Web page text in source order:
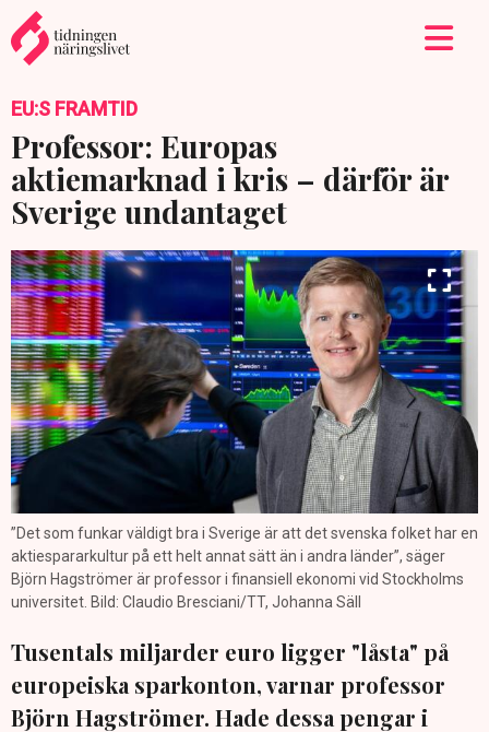
EU:S FRAMTID
Professor: Europas
aktiemarknad i kris – därför är
Sverige undantaget
”Det som funkar väldigt bra i Sverige är att det svenska folket har en
aktiespararkultur på ett helt annat sätt än i andra länder”, säger
Björn Hagströmer är professor i finansiell ekonomi vid Stockholms
universitet. Bild: Claudio Bresciani/TT, Johanna Säll
Tusentals miljarder euro ligger "låsta" på
europeiska sparkonton, varnar professor
Björn Hagströmer. Hade dessa pengar i